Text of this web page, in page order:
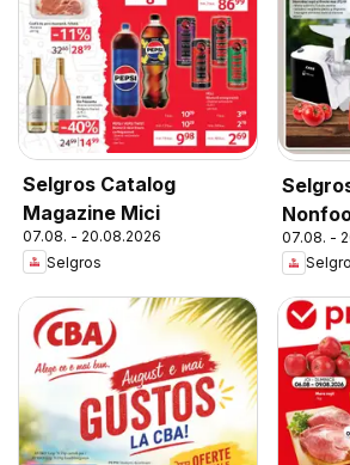
Selgros Catalog
Magazine Mici
07.08. - 20.08.2026
Selgros
07.08. -